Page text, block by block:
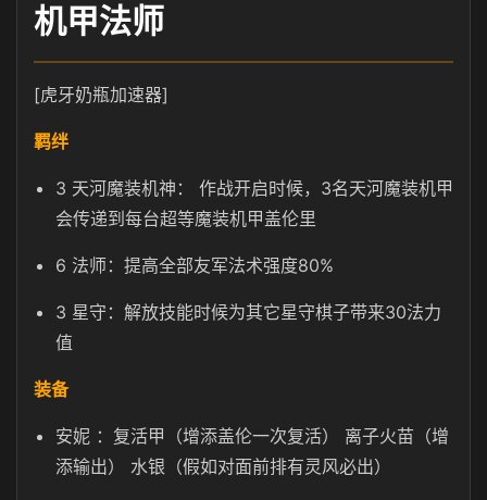
机甲法师
[虎牙奶瓶加速器]
羁绊
3 天河魔装机神： 作战开启时候，3名天河魔装机甲
会传递到每台超等魔装机甲盖伦里
6 法师：提高全部友军法术强度80%
3 星守：解放技能时候为其它星守棋子带来30法力
值
装备
安妮 ：复活甲（增添盖伦一次复活） 离子火苗（增
添输出） 水银（假如对面前排有灵风必出）